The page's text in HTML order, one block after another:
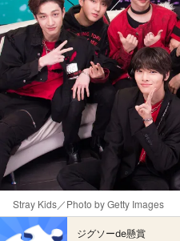
Stray Kids／Photo by Getty Images
ジグソーde懸賞